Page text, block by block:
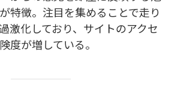
特徴。注目を集めることで走り
激化しており、サイトのアクセ
度が増している。